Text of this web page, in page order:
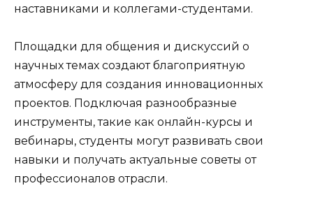
наставниками и коллегами-студентами.
Площадки для общения и дискуссий о
научных темах создают благоприятную
атмосферу для создания инновационных
проектов. Подключая разнообразные
инструменты, такие как онлайн-курсы и
вебинары, студенты могут развивать свои
навыки и получать актуальные советы от
профессионалов отрасли.